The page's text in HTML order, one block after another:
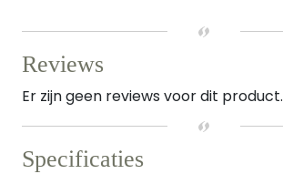
Reviews
Er zijn geen reviews voor dit product.
Specificaties